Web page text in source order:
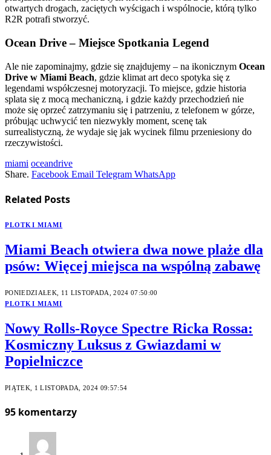
otwartych drogach, zaciętych wyścigach i wspólnocie, którą tylko
R2R potrafi stworzyć.
Ocean Drive – Miejsce Spotkania Legend
Ale nie zapominajmy, gdzie się znajdujemy – na ikonicznym Ocean
Drive w Miami Beach, gdzie klimat art deco spotyka się z
legendami współczesnej motoryzacji. To miejsce, gdzie historia
splata się z mocą mechaniczną, i gdzie każdy przechodzień nie
może się oprzeć zatrzymaniu się i patrzeniu, z telefonem w górze,
próbując uchwycić ten niezwykły moment, scenę tak
surrealistyczną, że wydaje się jak wycinek filmu przeniesiony do
rzeczywistości.
miami oceandrive
Share. Facebook Email Telegram WhatsApp
Related Posts
PLOTKI MIAMI
Miami Beach otwiera dwa nowe plaże dla
psów: Więcej miejsca na wspólną zabawę
PONIEDZIAŁEK, 11 LISTOPADA, 2024 07:50:00
PLOTKI MIAMI
Nowy Rolls-Royce Spectre Ricka Rossa:
Kosmiczny Luksus z Gwiazdami w
Popielniczce
PIĄTEK, 1 LISTOPADA, 2024 09:57:54
95 komentarzy